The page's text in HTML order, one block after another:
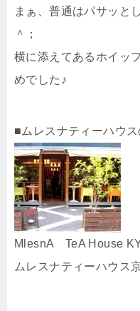
まぁ、普通はパサッと
＾；
横に添えてあるホイッ
めでした♪
■ムレスナティーハウ
MlesnA TeA House
ムレスナティーハウス